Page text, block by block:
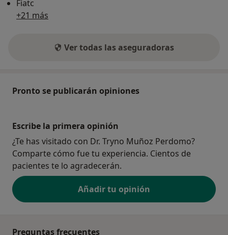
Fiatc
+21 más
Ver todas las aseguradoras
Pronto se publicarán opiniones
Escribe la primera opinión
¿Te has visitado con Dr. Tryno Muñoz Perdomo?
Comparte cómo fue tu experiencia. Cientos de
pacientes te lo agradecerán.
Añadir tu opinión
Preguntas frecuentes